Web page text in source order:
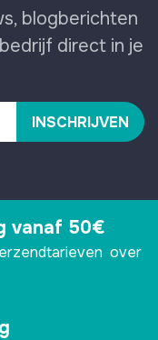
blogberichten
direct in je
INSCHRIJVEN
vanaf 50€
over